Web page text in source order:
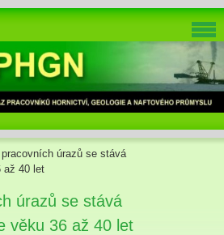
úrazů se stává
až 40 let
úrazů se stává
věku 36 až 40 let